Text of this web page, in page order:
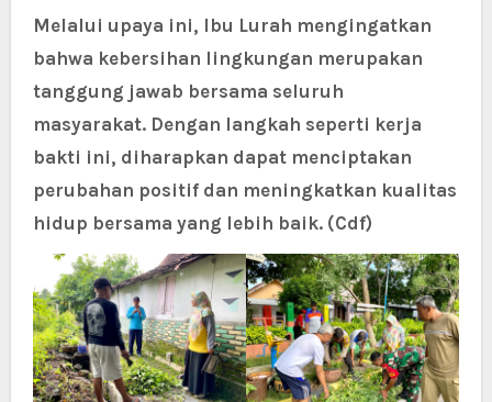
Melalui upaya ini, Ibu Lurah mengingatkan
bahwa kebersihan lingkungan merupakan
tanggung jawab bersama seluruh
masyarakat. Dengan langkah seperti kerja
bakti ini, diharapkan dapat menciptakan
perubahan positif dan meningkatkan kualitas
hidup bersama yang lebih baik. (Cdf)